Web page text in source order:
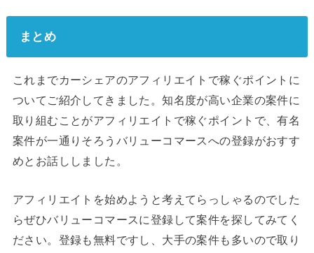
まとめ
これまでカーシェアのアフィリエイトで稼ぐポイントに
ついてご紹介してきました。知名度が高い企業の案件に
取り組むことがアフィリエイトで稼ぐポイントで、有名
案件が一通りそろうバリューコマースへの登録がおすす
めとお話ししました。
アフィリエイトを始めようと考えてらっしゃるのでした
らぜひバリューコマースに登録して案件を探してみてく
ださい。登録も無料ですし、大手の案件も多いので取り